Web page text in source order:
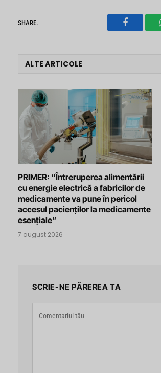
SHARE.
Facebook
ALTE ARTICOLE
PRIMER: “Întreruperea alimentării
cu energie electrică a fabricilor de
medicamente va pune în pericol
accesul pacienților la medicamente
esențiale”
7 august 2026
SCRIE-NE PĂREREA TA